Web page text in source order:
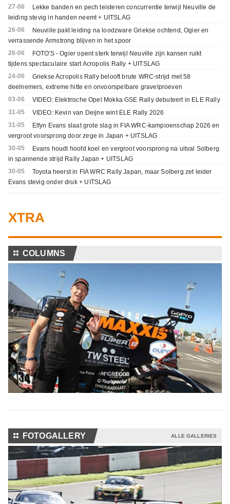
27-06
Lekke banden en pech teisteren concurrentie terwijl Neuville de
leiding stevig in handen neemt + UITSLAG
26-06
Neuville pakt leiding na loodzware Griekse ochtend, Ogier en
verrassende Armstrong blijven in het spoor
26-06
FOTO'S - Ogier opent sterk terwijl Neuville zijn kansen ruikt
tijdens spectaculaire start Acropolis Rally + UITSLAG
24-06
Griekse Acropolis Rally belooft brute WRC-strijd met 58
deelnemers, extreme hitte en onvoorspelbare gravelproeven
03-06
VIDEO: Elektrische Opel Mokka GSE Rally debuteert in ELE Rally
31-05
VIDEO: Kevin van Deijne wint ELE Rally 2026
31-05
Elfyn Evans slaat grote slag in FIA WRC-kampioenschap 2026 en
vergroot voorsprong door zege in Japan + UITSLAG
30-05
Evans houdt hoofd koel en vergroot voorsprong na uitval Solberg
in spannende strijd Rally Japan + UITSLAG
30-05
Toyota heerst in FIA WRC Rally Japan, maar Solberg zet leider
Evans stevig onder druk + UITSLAG
XTRA
⚏ COLUMNS
⚏ FOTOGALLERY ALLE GALLERIES